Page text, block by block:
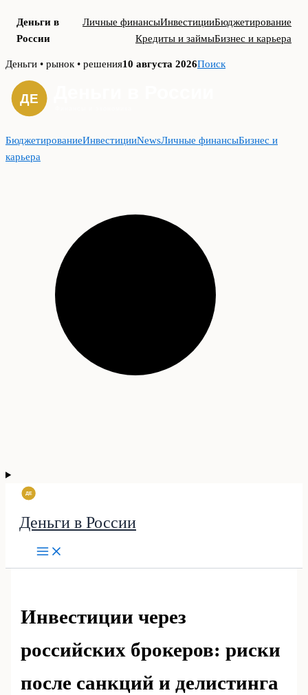
Деньги в
России
Личные финансыИнвестицииБюджетирование
Кредиты и займыБизнес и карьера
Skip
content
Деньги • рынок • решения10 августа 2026Поиск
БюджетированиеИнвестицииNewsЛичные финансыБизнес и
карьера
Деньги в России
Инвестиции через
российских брокеров: риски
после санкций и делистинга